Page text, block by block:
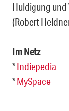
Huldigung und
(Robert
Im Netz
*Indiepedia
*MySpace